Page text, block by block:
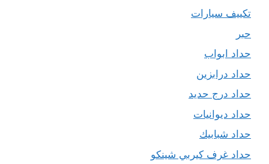
تكييف سيارات
حبر
حداد ابواب
حداد درابزين
حداد درج حديد
حداد ديوانيات
حداد شبابيك
حداد غرف كيربي شينكو